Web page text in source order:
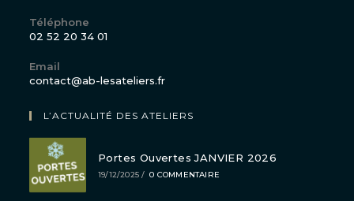
Téléphone
02 52 20 34 01
Email
contact@ab-lesateliers.fr
L’ACTUALITÉ DES ATELIERS
Portes Ouvertes JANVIER 2026
19/12/2025 / 0 COMMENTAIRE